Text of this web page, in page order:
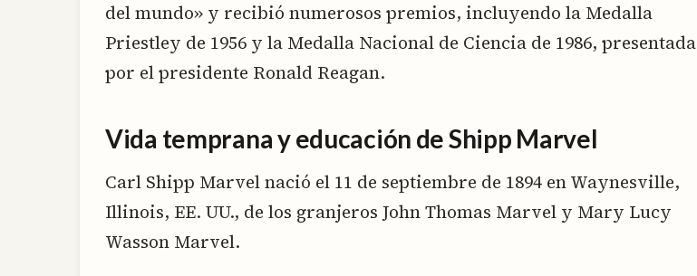
del mundo» y recibió numerosos premios, incluyendo la Medalla
Priestley de 1956 y la Medalla Nacional de Ciencia de 1986, presentada
por el presidente Ronald Reagan.
Vida temprana y educación de Shipp Marvel
Carl Shipp Marvel nació el 11 de septiembre de 1894 en Waynesville,
Illinois, EE. UU., de los granjeros John Thomas Marvel y Mary Lucy
Wasson Marvel.